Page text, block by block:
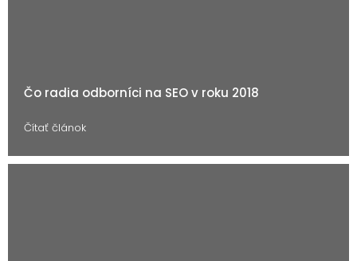
Čo radia odborníci na SEO v roku 2018
Čítať článok